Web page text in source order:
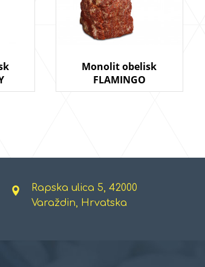
Monolit obelisk
FLAMINGO
Rapska ulica 5, 42000
Varaždin, Hrvatska